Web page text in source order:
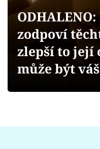
Videa
Sledujte prima+
zodpoví
zlepší to její
může být